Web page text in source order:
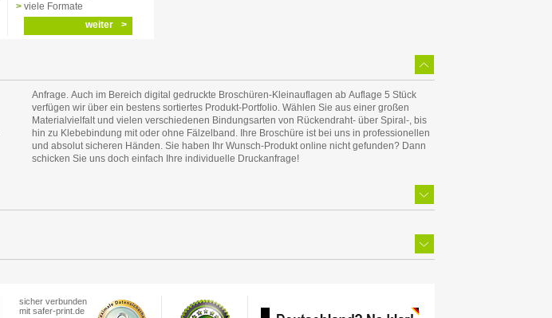
viele Formate
weiter
schicken Sie uns doch einfach Ihre individuelle Druckanfrage!
sicher verbunden
mit safer-print.de